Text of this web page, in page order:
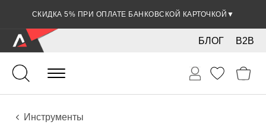
СКИДКА 5% ПРИ ОПЛАТЕ БАНКОВСКОЙ КАРТОЧКОЙ ▼
B2B
БЛОГ
Ударные
Перкуссия
Инструменты